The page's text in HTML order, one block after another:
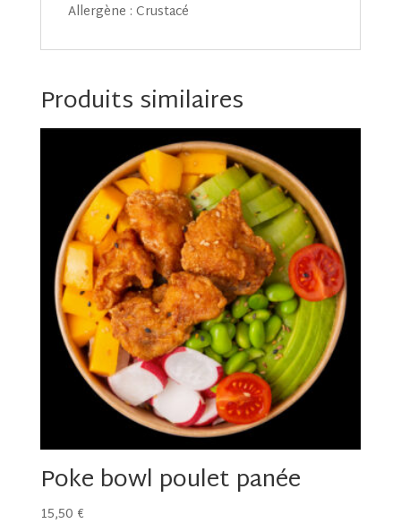
Allergène : Crustacé
Produits similaires
Poke bowl poulet panée
15,50 €